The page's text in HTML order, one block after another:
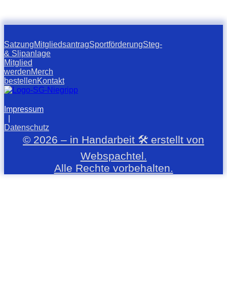
SatzungMitgliedsantragSportförderungSteg-
& Slipanlage
Mitglied
werdenMerch
bestellenKontakt
Impressum
Datenschutz
© 2026 – in Handarbeit 🛠️ erstellt von
Webspachtel.
Alle Rechte vorbehalten.